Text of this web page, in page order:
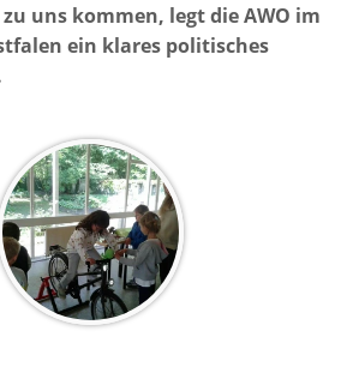
uns kommen, legt die AWO im
ein klares politisches